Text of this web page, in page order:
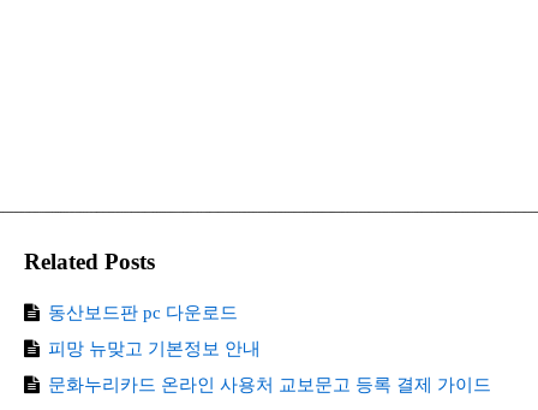
Related Posts
동산보드판 pc 다운로드
피망 뉴맞고 기본정보 안내
문화누리카드 온라인 사용처 교보문고 등록 결제 가이드